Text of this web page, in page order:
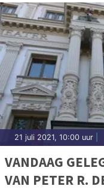
21 juli 2021, 10:00 uur
VANDAAG
VAN PETER R.